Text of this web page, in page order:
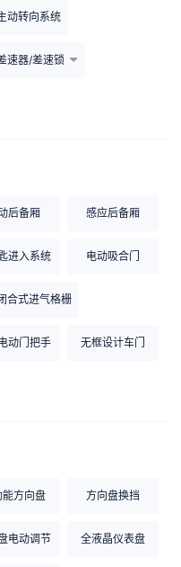
动转向系统
速器/差速锁
后备厢 感应后备厢
进入系统 电动吸合门
合式进气格栅
动门把手 无框设计车门
能方向盘 方向盘换挡
电动调节 全液晶仪表盘